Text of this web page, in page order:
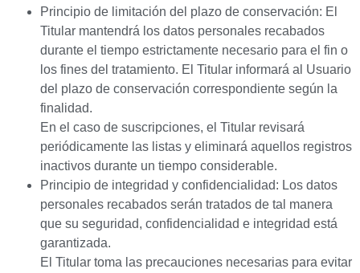
Principio de limitación del plazo de conservación: El
Titular mantendrá los datos personales recabados
durante el tiempo estrictamente necesario para el fin o
los fines del tratamiento. El Titular informará al Usuario
del plazo de conservación correspondiente según la
finalidad.
En el caso de suscripciones, el Titular revisará
periódicamente las listas y eliminará aquellos registros
inactivos durante un tiempo considerable.
Principio de integridad y confidencialidad: Los datos
personales recabados serán tratados de tal manera
que su seguridad, confidencialidad e integridad está
garantizada.
El Titular toma las precauciones necesarias para evitar